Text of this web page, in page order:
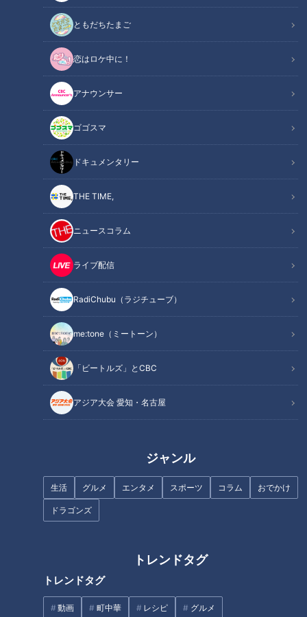
ともだちたまご
恋はロケ中に！
アナウンサー
ゴゴスマ
ドキュメンタリー
THE TIME,
ニュースコラム
ライブ配信
RadiChubu（ラジチューブ）
me:tone（ミートーン）
「ビートルズ」とCBC
アジア大会 愛知・名古屋
ジャンル
生活 グルメ エンタメ スポーツ コラム おでかけ
ドラゴンズ
トレンドタグ
トレンドタグ
動画 町中華 レシピ グルメ
愛くるしい犬や猫たち。ペットを巡る法律が、2022年6月1日
から新たに施行されました。法律が改正されたのはなぜでしょ
うか。虐待や遺棄を無くすためにペットショップなどが取り組
んでいる事例や、法改正によって期待される効果について取材
しました。
「改正動物愛護法」が施行されて変わったこと
マイクロチップ義務化に対する街の声
マイクロチップ装着義務化となったきっかけ
虐待や遺棄を防ぐための取り組み
マイクロチップで飼い主に返せた実例
オススメ関連コンテンツ
「改正動物愛護法」が施行されて変わったこと
名古屋市守山区の石川動物病院では、獣医師が犬の首のあたり
に注射のようなものでマイクロチップを打っていました。マイ
クロチップは、直径が1～2mm、長さは1cmほど。注射器で犬
や猫の首筋に注入する『電子標識器具』です。
ッ”と音が鳴って機械に15桁の「世界に一つだけの識別番号」
が表示されます。この番号が国のデータベースに登録されてい
る自分の名前や住所などと結びついているのです。
ップやブリーダーなどは犬や猫を販売する際にマイクロチップ
の装着が義務付けられました。合わせて、飼い主もマイクロチ
ップに紐づく飼い主の住所や名前などを登録することが義務と
なります。